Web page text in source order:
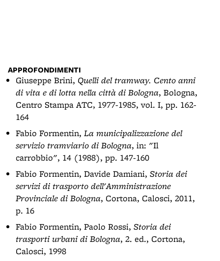
APPROFONDIMENTI
Giuseppe Brini, Quelli del tramway. Cento anni
di vita e di lotta nella città di Bologna, Bologna,
Centro Stampa ATC, 1977-1985, vol. I, pp. 162-
164
Fabio Formentin, La municipalizzazione del
servizio tramviario di Bologna, in: "Il
carrobbio", 14 (1988), pp. 147-160
Fabio Formentin, Davide Damiani, Storia dei
servizi di trasporto dell'Amministrazione
Provinciale di Bologna, Cortona, Calosci, 2011,
p. 16
Fabio Formentin, Paolo Rossi, Storia dei
trasporti urbani di Bologna, 2. ed., Cortona,
Calosci, 1998